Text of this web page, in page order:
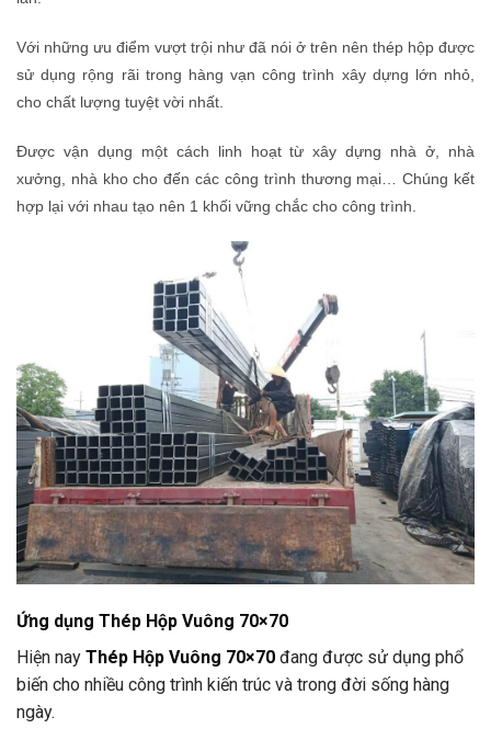
Với những ưu điểm vượt trội như đã nói ở trên nên thép hộp được
sử dụng rộng rãi trong hàng vạn công trình xây dựng lớn nhỏ,
cho chất lượng tuyệt vời nhất.
Được vận dụng một cách linh hoạt từ xây dựng nhà ở, nhà
xưởng, nhà kho cho đến các công trình thương mại… Chúng kết
hợp lại với nhau tạo nên 1 khối vững chắc cho công trình.
Ứng dụng Thép Hộp Vuông 70×70
Hiện nay Thép Hộp Vuông 70×70 đang được sử dụng phổ
biến cho nhiều công trình kiến trúc và trong đời sống hàng
ngày.